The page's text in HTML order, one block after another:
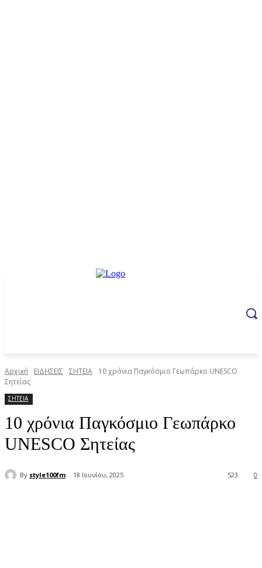
Αρχική ΕΙΔΗΣΕΙΣ ΣΗΤΕΙΑ
10 χρόνια Παγκόσμιο Γεωπάρκο UNESCO
Σητείας
ΣΗΤΕΙΑ
10 χρόνια Παγκόσμιο Γεωπάρκο
UNESCO Σητείας
By style100fm 18 Ιουνίου, 2025 0
523